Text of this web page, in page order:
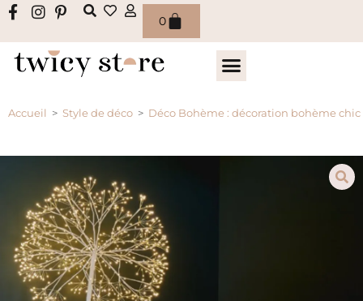
0
Accueil > Style de déco > Déco Bohème : décoration bohème